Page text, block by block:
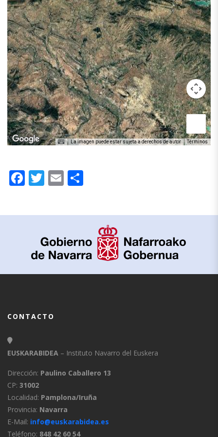
La imagen puede estar sujeta a derechos de autor Términos
Facebook
Twitter
Email
CONTACTO
EUSKARABIDEA – Instituto Navarro del Euskera
Dirección: Paulino Caballero 13
CP: 31002
Localidad: Pamplona/Iruña
Provincia: Navarra
E-Mail: info@euskarabidea.es
Teléfono: 848 42 60 54